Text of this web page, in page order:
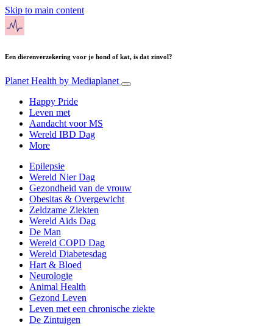
Skip to main content
Een dierenverzekering voor je hond of kat, is dat zinvol?
Planet Health by Mediaplanet
Happy Pride
Leven met
Aandacht voor MS
Wereld IBD Dag
More
Epilepsie
Wereld Nier Dag
Gezondheid van de vrouw
Obesitas & Overgewicht
Zeldzame Ziekten
Wereld Aids Dag
De Man
Wereld COPD Dag
Wereld Diabetesdag
Hart & Bloed
Neurologie
Animal Health
Gezond Leven
Leven met een chronische ziekte
De Zintuigen